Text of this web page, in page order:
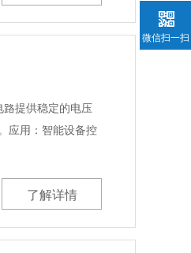
提供稳定的电压
应用：智能设备控
了解详情
微信扫一扫